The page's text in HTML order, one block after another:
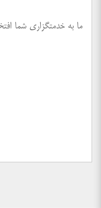
ما به خدمتگزاری شما